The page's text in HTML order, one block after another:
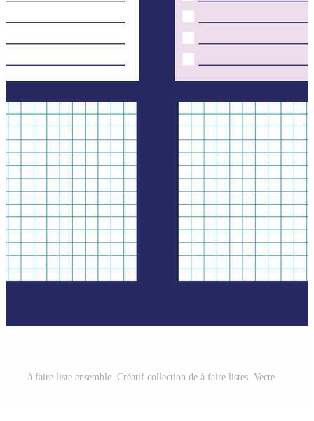
à faire liste ensemble. Créatif collection de à faire listes. Vecteur Pro